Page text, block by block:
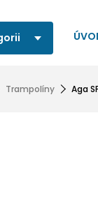
Trampolíny Aga